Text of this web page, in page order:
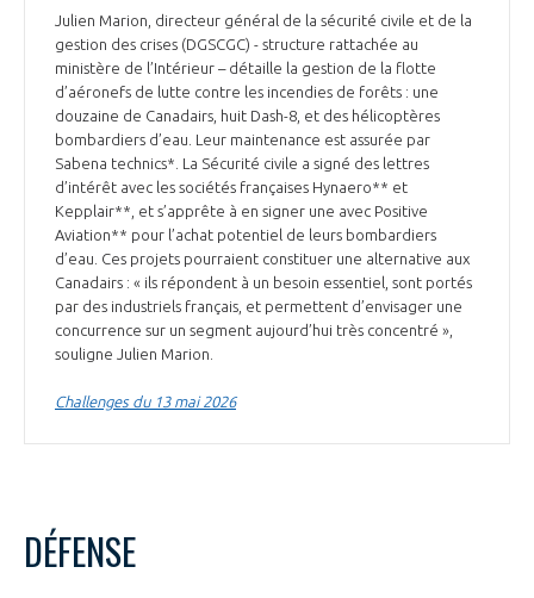
Julien Marion, directeur général de la sécurité civile et de la
gestion des crises (DGSCGC) - structure rattachée au
ministère de l’Intérieur – détaille la gestion de la flotte
d’aéronefs de lutte contre les incendies de forêts : une
douzaine de Canadairs, huit Dash-8, et des hélicoptères
bombardiers d’eau. Leur maintenance est assurée par
Sabena technics*. La Sécurité civile a signé des lettres
d’intérêt avec les sociétés françaises Hynaero** et
Kepplair**, et s’apprête à en signer une avec Positive
Aviation** pour l’achat potentiel de leurs bombardiers
d’eau. Ces projets pourraient constituer une alternative aux
Canadairs : « ils répondent à un besoin essentiel, sont portés
par des industriels français, et permettent d’envisager une
concurrence sur un segment aujourd’hui très concentré »,
souligne Julien Marion.
Challenges du 13 mai 2026
DÉFENSE